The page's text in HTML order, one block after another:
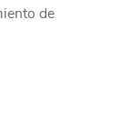
de